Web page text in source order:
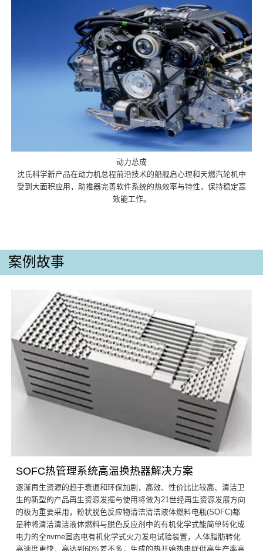
动力总成
沈氏科学新产品在动力机总程前沿技术的船舰启心理和天燃汽轮机中
受到大面积应用，助推器完善软件系统的热效率与特性，保持稳定高
效能工作。
案例故事
SOFC热管理系统高温换热器解决方案
逐渐再生资源的趋于衰退和环保加剧，高效、性价比比较高、清洁卫
生的新型的产品再生资源发掘与使用将做为21世经再生资源发展方向
的极为重要采用，粉状脱色反应物清洁清洁液体燃料电瓶(SOFC)都
是种将清洁清洁液体燃料与脱色反应剂中的有机化学式能简单转化成
电力的全nvme固态电有机化学式火力发电试验装置，人体脂肪转化
高速度更快，高达到60%差不多，生成的热开始热电联供高生产率高